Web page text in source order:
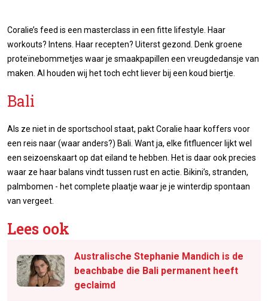
Coralie’s feed is een masterclass in een fitte lifestyle. Haar
workouts? Intens. Haar recepten? Uiterst gezond. Denk groene
proteïnebommetjes waar je smaakpapillen een vreugdedansje van
maken. Al houden wij het toch echt liever bij een koud biertje.
Bali
Als ze niet in de sportschool staat, pakt Coralie haar koffers voor
een reis naar (waar anders?) Bali. Want ja, elke fitfluencer lijkt wel
een seizoenskaart op dat eiland te hebben. Het is daar ook precies
waar ze haar balans vindt tussen rust en actie. Bikini’s, stranden,
palmbomen - het complete plaatje waar je je winterdip spontaan
van vergeet.
Lees ook
Australische Stephanie Mandich is de
beachbabe die Bali permanent heeft
geclaimd